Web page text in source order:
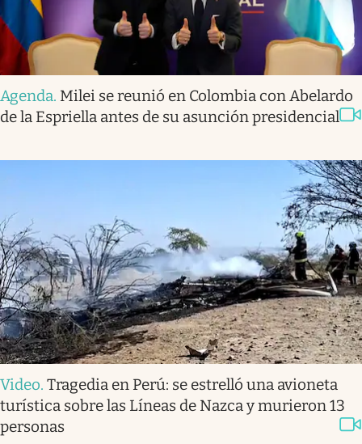
Agenda. Milei se reunió en Colombia con Abelardo
de la Espriella antes de su asunción presidencial
Video. Tragedia en Perú: se estrelló una avioneta
turística sobre las Líneas de Nazca y murieron 13
personas